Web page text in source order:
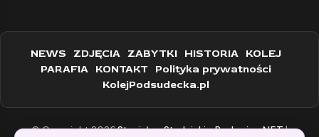
NEWS ZDJĘCIA ZABYTKI HISTORIA KOLEJ
PARAFIA KONTAKT Polityka prywatności
KolejPodsudecka.pl
© Copyright 2026Stanisław Stadnicki - Raclawice.NET|